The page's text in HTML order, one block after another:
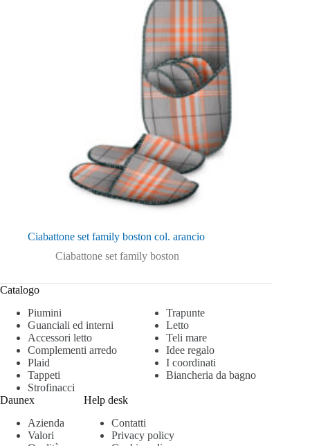
Ciabattone set family boston col. arancio
Ciabattone set family boston
Catalogo
Piumini
Trapunte
Guanciali ed interni
Letto
Accessori letto
Teli mare
Complementi arredo
Idee regalo
Plaid
I coordinati
Tappeti
Biancheria da bagno
Strofinacci
Daunex
Azienda
Valori
Help desk
Contatti
Privacy policy